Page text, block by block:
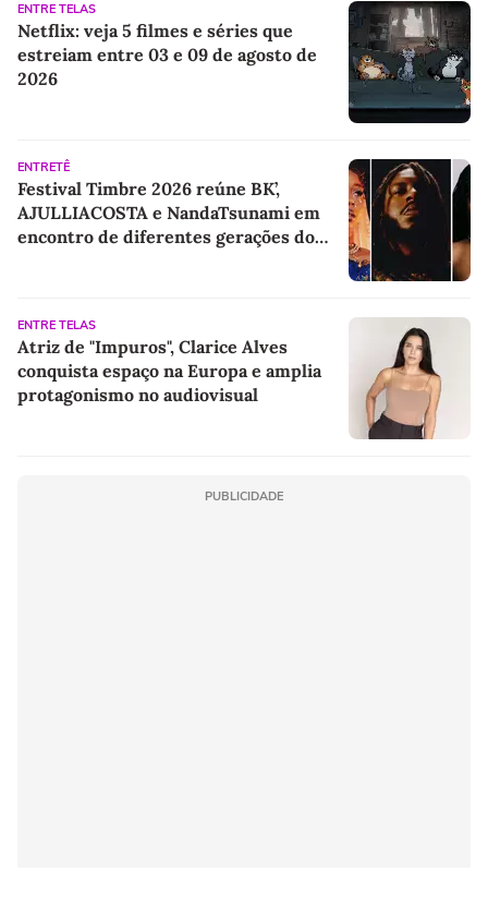
ENTRE TELAS
Netflix: veja 5 filmes e séries que
estreiam entre 03 e 09 de agosto de
2026
ENTRETÊ
Festival Timbre 2026 reúne BK’,
AJULLIACOSTA e NandaTsunami em
encontro de diferentes gerações do
ENTRE TELAS
Atriz de "Impuros", Clarice Alves
conquista espaço na Europa e amplia
protagonismo no audiovisual
PUBLICIDADE